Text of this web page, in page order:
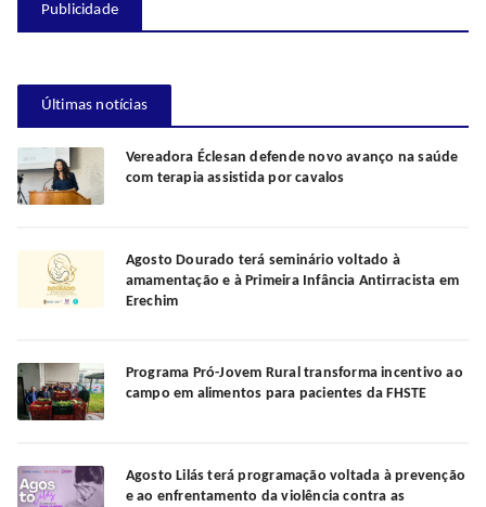
Publicidade
Últimas notícias
Vereadora Éclesan defende novo avanço na saúde
com terapia assistida por cavalos
Agosto Dourado terá seminário voltado à
amamentação e à Primeira Infância Antirracista em
Erechim
Programa Pró-Jovem Rural transforma incentivo ao
campo em alimentos para pacientes da FHSTE
Agosto Lilás terá programação voltada à prevenção
e ao enfrentamento da violência contra as